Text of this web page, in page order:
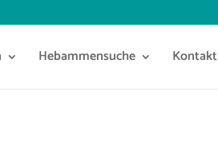
Hebammensuche Kontakt